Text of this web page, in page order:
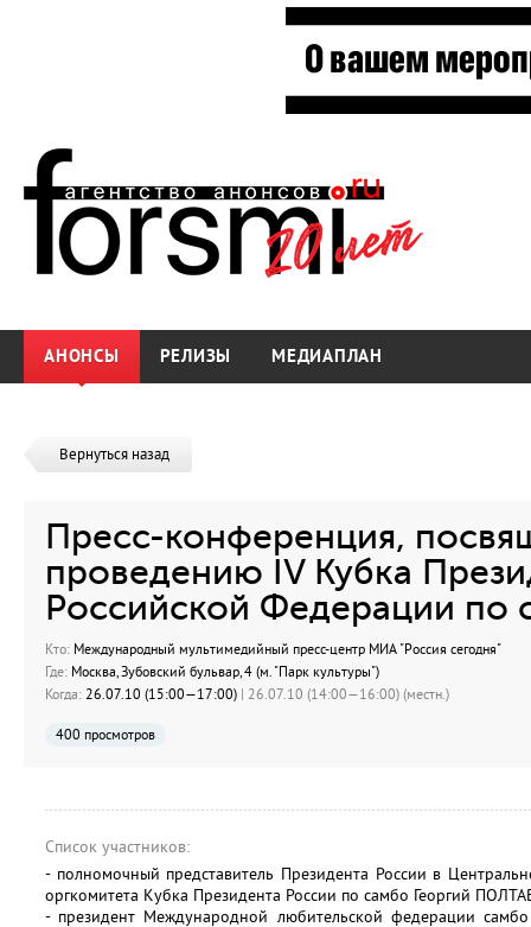
АНОНСЫ РЕЛИЗЫ МЕДИАПЛАН
Вернуться назад
Пресс-конференция,
проведению IV Кубка
Российской Федерации по
Кто: Международный мультимедийный пресс-центр МИА "Россия сегодня"
Где: Москва, Зубовский бульвар, 4 (м. "Парк культуры")
Когда: 26.07.10 (15:00—17:00) | 26.07.10 (14:00—16:00) (местн.)
400 просмотров
Список участников:
- полномочный представитель Президента России в
оргкомитета Кубка Президента России по самбо Георгий
- президент Международной любительской федерации